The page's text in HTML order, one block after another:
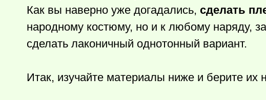
Как вы наверно уже догадались, сделать
народному костюму, но и к любому наряду,
сделать лаконичный однотонный вариант.
Итак, изучайте материалы ниже и берите их